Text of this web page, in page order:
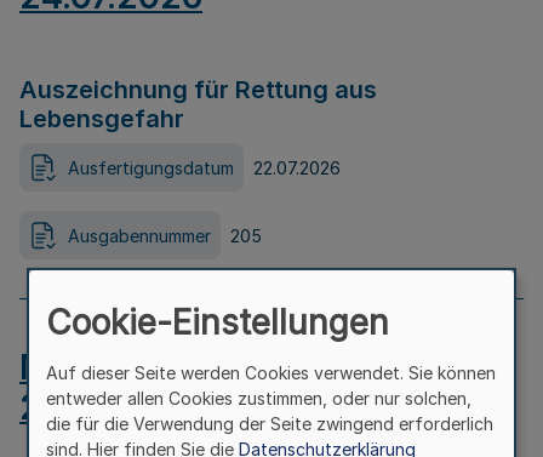
Auszeichnung für Rettung aus
Lebensgefahr
Ausfertigungsdatum 22.07.2026
Ausgabennummer 205
MB.NRW 2026 Nr. 204 vom
24.07.2026
Cookie-Einstellungen
Auf dieser Seite werden Cookies verwendet. Sie können
entweder allen Cookies zustimmen, oder nur solchen,
die für die Verwendung der Seite zwingend erforderlich
sind. Hier finden Sie die Datenschutzerklärung